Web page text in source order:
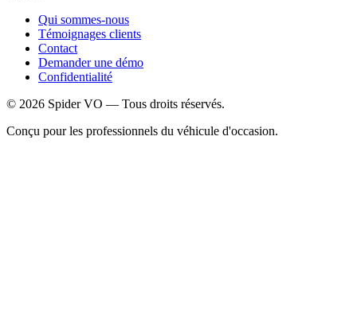
Qui sommes-nous
Témoignages clients
Contact
Demander une démo
Confidentialité
© 2026 Spider VO — Tous droits réservés.
Conçu pour les professionnels du véhicule d'occasion.